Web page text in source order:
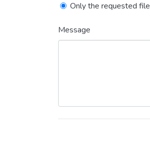
Only the requested file
Message